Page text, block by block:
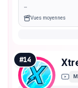
-
Vues moyennes
#14